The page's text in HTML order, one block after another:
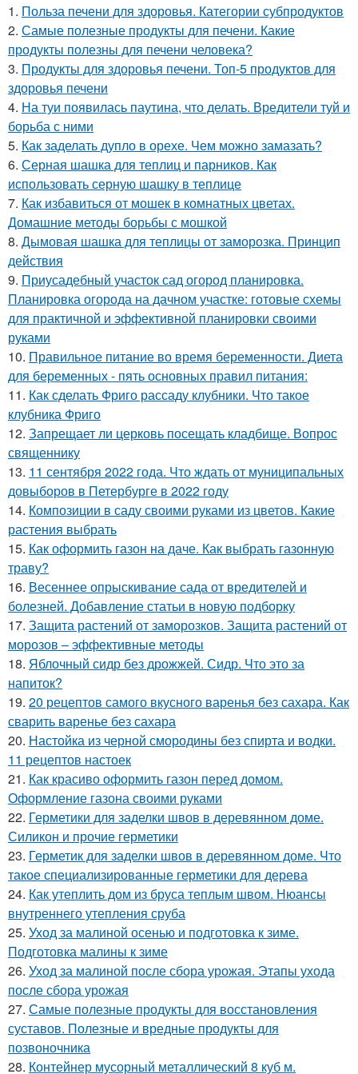
1. Польза печени для здоровья. Категории субпродуктов
2. Самые полезные продукты для печени. Какие
продукты полезны для печени человека?
3. Продукты для здоровья печени. Топ-5 продуктов для
здоровья печени
4. На туи появилась паутина, что делать. Вредители туй и
борьба с ними
5. Как заделать дупло в орехе. Чем можно замазать?
6. Серная шашка для теплиц и парников. Как
использовать серную шашку в теплице
7. Как избавиться от мошек в комнатных цветах.
Домашние методы борьбы с мошкой
8. Дымовая шашка для теплицы от заморозка. Принцип
действия
9. Приусадебный участок сад огород планировка.
Планировка огорода на дачном участке: готовые схемы
для практичной и эффективной планировки своими
руками
10. Правильное питание во время беременности. Диета
для беременных - пять основных правил питания:
11. Как сделать Фриго рассаду клубники. Что такое
клубника Фриго
12. Запрещает ли церковь посещать кладбище. Вопрос
священнику
13. 11 сентября 2022 года. Что ждать от муниципальных
довыборов в Петербурге в 2022 году
14. Композиции в саду своими руками из цветов. Какие
растения выбрать
15. Как оформить газон на даче. Как выбрать газонную
траву?
16. Весеннее опрыскивание сада от вредителей и
болезней. Добавление статьи в новую подборку
17. Защита растений от заморозков. Защита растений от
морозов – эффективные методы
18. Яблочный сидр без дрожжей. Сидр. Что это за
напиток?
19. 20 рецептов самого вкусного варенья без сахара. Как
сварить варенье без сахара
20. Настойка из черной смородины без спирта и водки.
11 рецептов настоек
21. Как красиво оформить газон перед домом.
Оформление газона своими руками
22. Герметики для заделки швов в деревянном доме.
Силикон и прочие герметики
23. Герметик для заделки швов в деревянном доме. Что
такое специализированные герметики для дерева
24. Как утеплить дом из бруса теплым швом. Нюансы
внутреннего утепления сруба
25. Уход за малиной осенью и подготовка к зиме.
Подготовка малины к зиме
26. Уход за малиной после сбора урожая. Этапы ухода
после сбора урожая
27. Самые полезные продукты для восстановления
суставов. Полезные и вредные продукты для
позвоночника
28. Контейнер мусорный металлический 8 куб м.